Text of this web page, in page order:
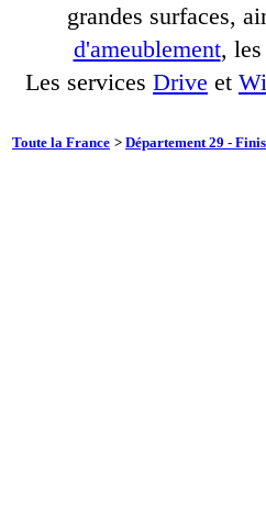
grandes surfaces,
d'ameublement, les
Les services Drive et
Toute la France > Département 29 -